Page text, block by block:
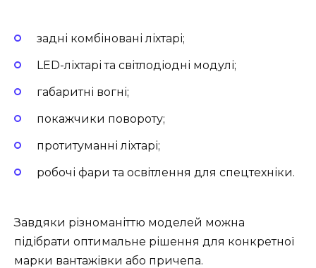
задні комбіновані ліхтарі;
LED-ліхтарі та світлодіодні модулі;
габаритні вогні;
покажчики повороту;
протитуманні ліхтарі;
робочі фари та освітлення для спецтехніки.
Завдяки різноманіттю моделей можна
підібрати оптимальне рішення для конкретної
марки вантажівки або причепа.